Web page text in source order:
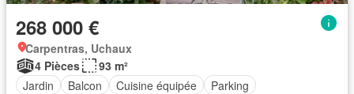
268 000 €
Carpentras, Uchaux
4 Pièces
93 m²
Jardin
Balcon Cuisine équipée
Parking